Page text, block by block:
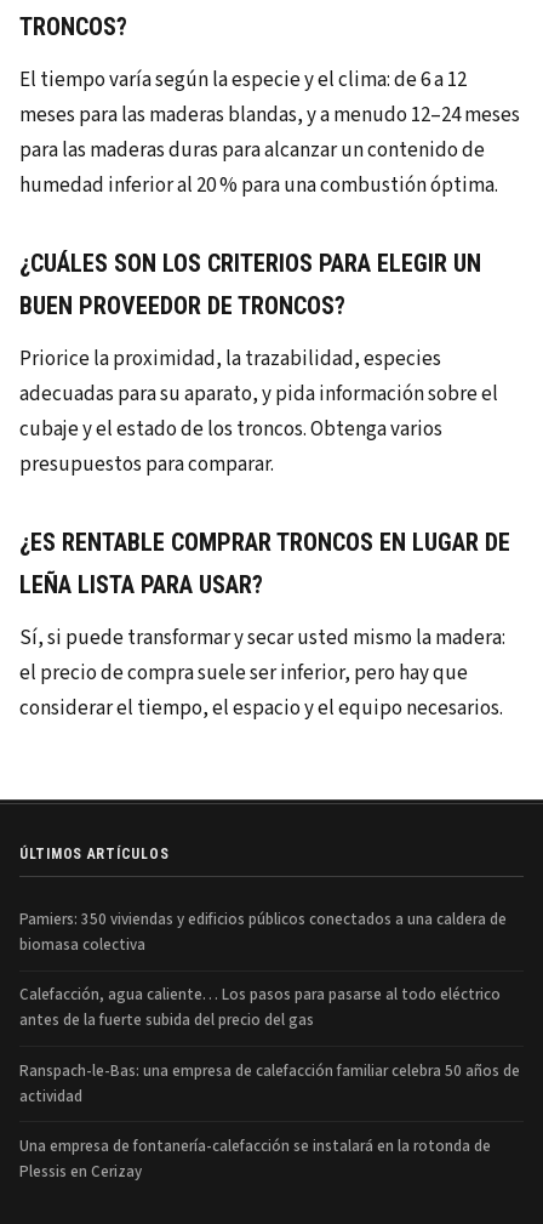
TRONCOS?
El tiempo varía según la especie y el clima: de 6 a 12
meses para las maderas blandas, y a menudo 12–24 meses
para las maderas duras para alcanzar un contenido de
humedad inferior al 20 % para una combustión óptima.
¿CUÁLES SON LOS CRITERIOS PARA ELEGIR UN
BUEN PROVEEDOR DE TRONCOS?
Priorice la proximidad, la trazabilidad, especies
adecuadas para su aparato, y pida información sobre el
cubaje y el estado de los troncos. Obtenga varios
presupuestos para comparar.
¿ES RENTABLE COMPRAR TRONCOS EN LUGAR DE
LEÑA LISTA PARA USAR?
Sí, si puede transformar y secar usted mismo la madera:
el precio de compra suele ser inferior, pero hay que
considerar el tiempo, el espacio y el equipo necesarios.
ÚLTIMOS ARTÍCULOS
Pamiers: 350 viviendas y edificios públicos conectados a una caldera de
biomasa colectiva
Calefacción, agua caliente… Los pasos para pasarse al todo eléctrico
antes de la fuerte subida del precio del gas
Ranspach-le-Bas: una empresa de calefacción familiar celebra 50 años de
actividad
Una empresa de fontanería-calefacción se instalará en la rotonda de
Plessis en Cerizay